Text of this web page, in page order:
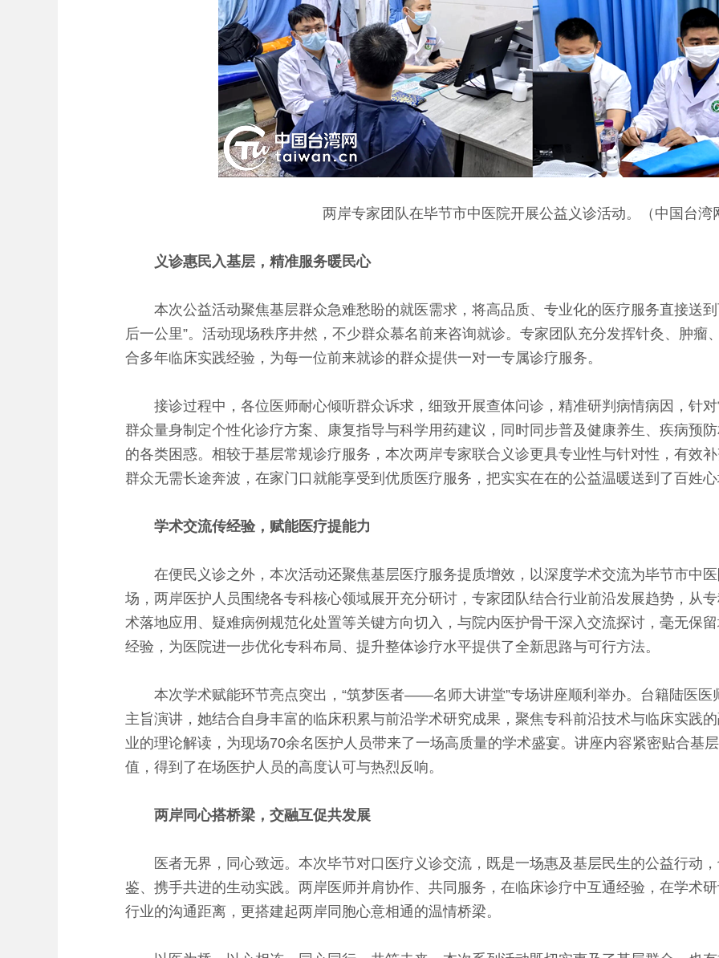
两岸专家团队在毕节市中医院开展公益义诊活动。（中国台湾
义诊惠民入基层，精准服务暖民心
本次公益活动聚焦基层群众急难愁盼的就医需求，将高品质、专业化的医疗服务直接送到
后一公里”。活动现场秩序井然，不少群众慕名前来咨询就诊。专家团队充分发挥针灸、肿瘤
合多年临床实践经验，为每一位前来就诊的群众提供一对一专属诊疗服务。
接诊过程中，各位医师耐心倾听群众诉求，细致开展查体问诊，精准研判病情病因，针
群众量身制定个性化诊疗方案、康复指导与科学用药建议，同时同步普及健康养生、疾病预
的各类困惑。相较于基层常规诊疗服务，本次两岸专家联合义诊更具专业性与针对性，有效
群众无需长途奔波，在家门口就能享受到优质医疗服务，把实实在在的公益温暖送到了百姓
学术交流传经验，赋能医疗提能力
在便民义诊之外，本次活动还聚焦基层医疗服务提质增效，以深度学术交流为毕节市中
场，两岸医护人员围绕各专科核心领域展开充分研讨，专家团队结合行业前沿发展趋势，从
术落地应用、疑难病例规范化处置等关键方向切入，与院内医护骨干深入交流探讨，毫无保
经验，为医院进一步优化专科布局、提升整体诊疗水平提供了全新思路与可行方法。
本次学术赋能环节亮点突出，“筑梦医者——名师大讲堂”专场讲座顺利举办。台籍陆医医
主旨演讲，她结合自身丰富的临床积累与前沿学术研究成果，聚焦专科前沿技术与临床实践
业的理论解读，为现场70余名医护人员带来了一场高质量的学术盛宴。讲座内容紧密贴合基
值，得到了在场医护人员的高度认可与热烈反响。
两岸同心搭桥梁，交融互促共发展
医者无界，同心致远。本次毕节对口医疗义诊交流，既是一场惠及基层民生的公益行动
鉴、携手共进的生动实践。两岸医师并肩协作、共同服务，在临床诊疗中互通经验，在学术
行业的沟通距离，更搭建起两岸同胞心意相通的温情桥梁。